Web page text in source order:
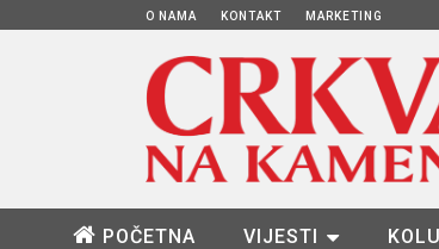
O NAMA KONTAKT MARKETING
POČETNA VIJESTI